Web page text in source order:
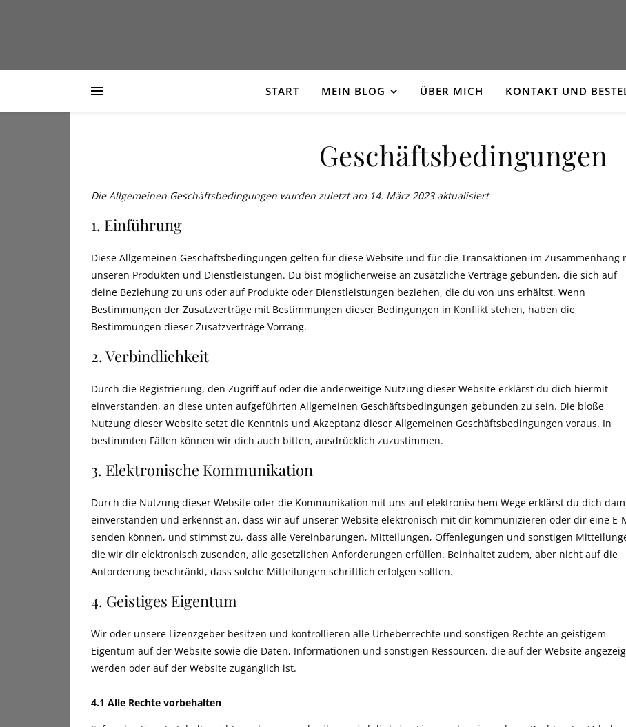
START MEIN BLOG ÜBER MICH KONTAKT UND
Geschäftsbedingungen
Die Allgemeinen Geschäftsbedingungen wurden zuletzt am 14. März 2023 aktualisiert
1. Einführung
Diese Allgemeinen Geschäftsbedingungen gelten für diese Website und für die Transaktionen im Zusammenhang
unseren Produkten und Dienstleistungen. Du bist möglicherweise an zusätzliche Verträge gebunden, die sich auf
deine Beziehung zu uns oder auf Produkte oder Dienstleistungen beziehen, die du von uns erhältst. Wenn
Bestimmungen der Zusatzverträge mit Bestimmungen dieser Bedingungen in Konflikt stehen, haben die
Bestimmungen dieser Zusatzverträge Vorrang.
2. Verbindlichkeit
Durch die Registrierung, den Zugriff auf oder die anderweitige Nutzung dieser Website erklärst du dich hiermit
einverstanden, an diese unten aufgeführten Allgemeinen Geschäftsbedingungen gebunden zu sein. Die bloße
Nutzung dieser Website setzt die Kenntnis und Akzeptanz dieser Allgemeinen Geschäftsbedingungen voraus. In
bestimmten Fällen können wir dich auch bitten, ausdrücklich zuzustimmen.
3. Elektronische Kommunikation
Durch die Nutzung dieser Website oder die Kommunikation mit uns auf elektronischem Wege erklärst du dich
einverstanden und erkennst an, dass wir auf unserer Website elektronisch mit dir kommunizieren oder dir eine E-
senden können, und stimmst zu, dass alle Vereinbarungen, Mitteilungen, Offenlegungen und sonstigen
die wir dir elektronisch zusenden, alle gesetzlichen Anforderungen erfüllen. Beinhaltet zudem, aber nicht auf die
Anforderung beschränkt, dass solche Mitteilungen schriftlich erfolgen sollten.
4. Geistiges Eigentum
Wir oder unsere Lizenzgeber besitzen und kontrollieren alle Urheberrechte und sonstigen Rechte an geistigem
Eigentum auf der Website sowie die Daten, Informationen und sonstigen Ressourcen, die auf der Website
werden oder auf der Website zugänglich ist.
4.1 Alle Rechte vorbehalten